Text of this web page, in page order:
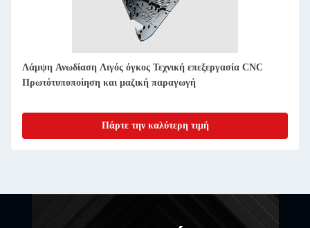
Καινοτόμος μηχανισμός CNC χαμηλού όγκου για την
παραγωγή μικρής κλίμακας
Πάρτε την καλύτερη τιμή